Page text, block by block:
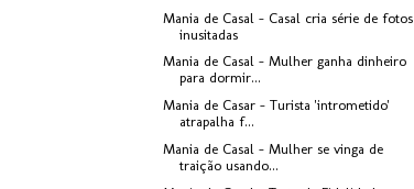
Mania de Casal - Casal cria série de fotos
inusitadas
Mania de Casal - Mulher ganha dinheiro
para dormir...
Mania de Casar - Turista 'intrometido'
atrapalha f...
Mania de Casal - Mulher se vinga de
traição usando...